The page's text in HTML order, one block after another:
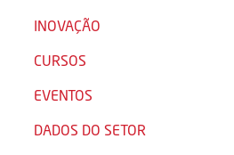
INOVAÇÃO
CURSOS
EVENTOS
DADOS DO SETOR